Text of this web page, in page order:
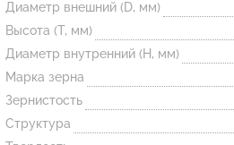
Огнеупорные
изделия
Скачать каталог
Тигель
Диаметр внешний (D, мм)
Высота (T, мм)
Диаметр внутренний (H, мм)
Марка зерна
Зернистость
Структура